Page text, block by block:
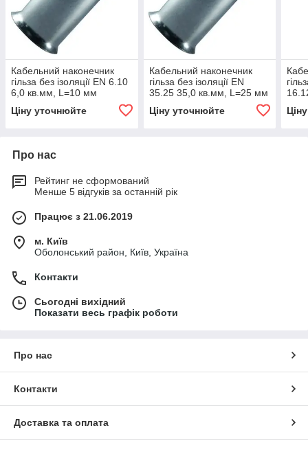
Кабельний наконечник
гільза без ізоляції EN 6.10
6,0 кв.мм, L=10 мм
Ціну уточнюйте
Кабельний наконечник
гільза без ізоляції EN
35.25 35,0 кв.мм, L=25 мм
Ціну уточнюйте
Про нас
Рейтинг не сформований
Менше 5 відгуків за останній рік
Працює з 21.06.2019
м. Київ
Оболонський район, Київ, Україна
Контакти
Сьогодні вихідний
Показати весь графік роботи
Про нас
Контакти
Доставка та оплата